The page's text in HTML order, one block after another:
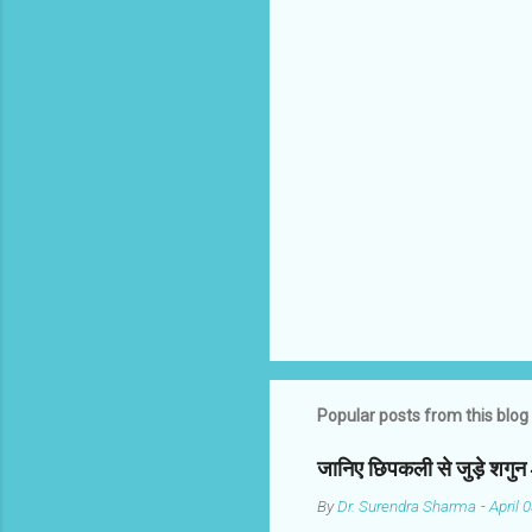
Popular posts from this blog
जानिए छिपकली से जुड़े
ByDr. Surendra Sharma -April